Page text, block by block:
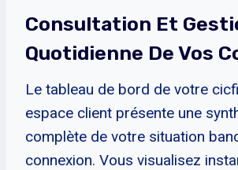
Consultation Et
Quotidienne De Vos
Le tableau de bord de votre
espace client présente une
complète de votre situation
connexion. Vous visualisez